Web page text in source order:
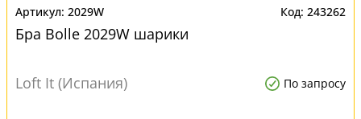
2029W 243262
Бра Bolle 2029W шарики
Loft It (Испания) По запросу